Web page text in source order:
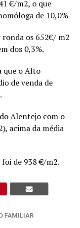
€/m2, o que
de 10,0%
os 652€/ m2
dos 0,3%.
que o Alto
de venda de
Alentejo com o
acima da média
de 938 €/m2.
FAMILIAR